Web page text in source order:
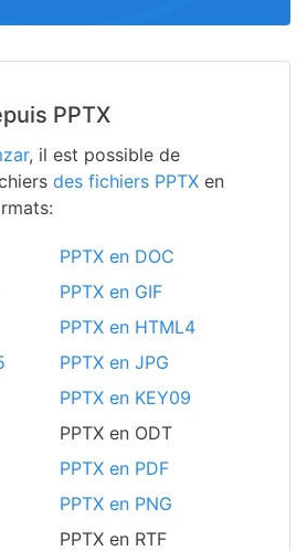
PPTX
, il est possible de
des fichiers PPTX en
PPTX en DOC
PPTX en GIF
PPTX en HTML4
PPTX en JPG
PPTX en KEY09
PPTX en ODT
PPTX en PDF
PPTX en PNG
PPTX en RTF